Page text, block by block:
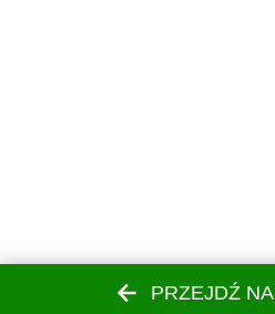
PRZEJDŹ NA